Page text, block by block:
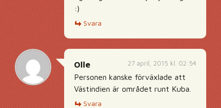
:)
Svara
27 april, 2015 kl. 02:54
Olle
Personen kanske förväxlade att
Västindien är området runt Kuba.
Svara